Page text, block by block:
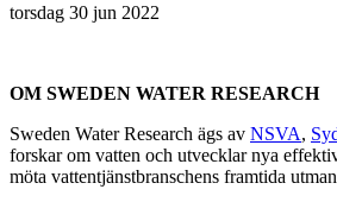
torsdag 30 jun 2022
OM SWEDEN WATER RESEARCH
Sweden Water Research ägs av NSVA,
forskar om vatten och utvecklar nya
möta vattentjänstbranschens framtida